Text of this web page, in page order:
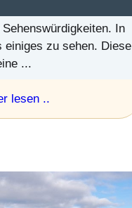
In
einiges zu sehen. Diese
...
lesen ..